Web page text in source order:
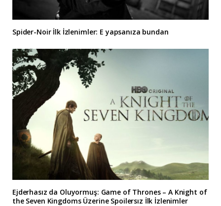
Spider-Noir İlk İzlenimler: E yapsanıza bundan
Ejderhasız da Oluyormuş: Game of Thrones – A Knight of
the Seven Kingdoms Üzerine Spoilersız İlk İzlenimler